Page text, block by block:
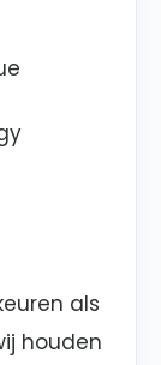
als
houden